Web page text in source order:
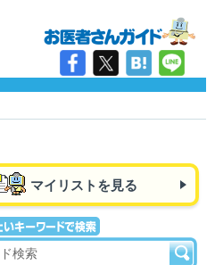
マイリストを見る